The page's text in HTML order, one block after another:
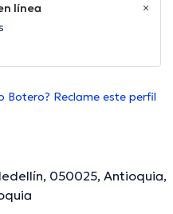
línea
Botero? Reclame este perfil
050025, Antioquia,